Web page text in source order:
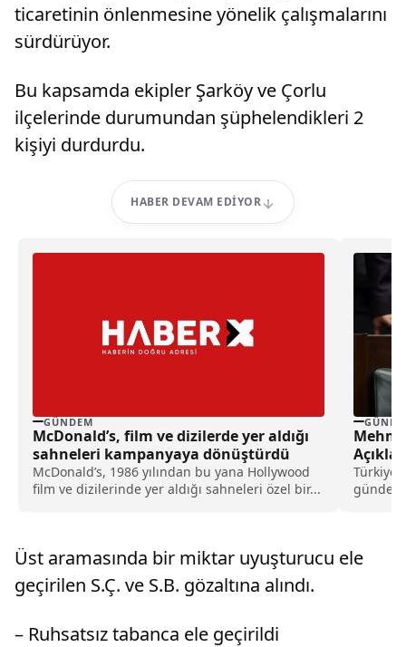
ticaretinin önlenmesine yönelik çalışmalarını
sürdürüyor.
Bu kapsamda ekipler Şarköy ve Çorlu
ilçelerinde durumundan şüphelendikleri 2
kişiyi durdurdu.
HABER DEVAM EDIYOR
GÜNDEM
McDonald’s, film ve dizilerde yer aldığı
sahneleri kampanyaya dönüştürdü
McDonald’s, 1986 yılından bu yana Hollywood
film ve dizilerinde yer aldığı sahneleri özel bir...
Üst aramasında bir miktar uyuşturucu ele
geçirilen S.Ç. ve S.B. gözaltına alındı.
– Ruhsatsız tabanca ele geçirildi